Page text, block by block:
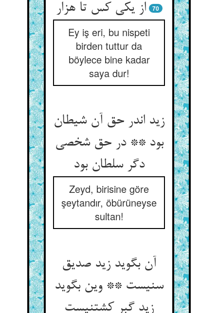
از یکی کس تا هزار
70
Ey iş eri, bu nispeti
birden tuttur da
böylece bine kadar
saya dur!
زید اندر حق آن شیطان
بود ** در حق شخصی
دگر سلطان بود
Zeyd, birisine göre
şeytandır, öbürüneyse
sultan!
آن بگوید زید صدیق
سنیست ** وین بگوید
زید گبر کشتنیست